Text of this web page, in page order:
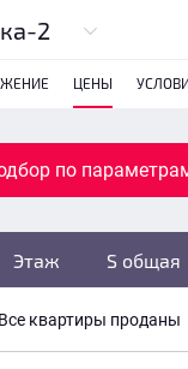
2
ЦЕНЫ
по
Этаж S общая
Все квартиры проданы
Убрать переуступки